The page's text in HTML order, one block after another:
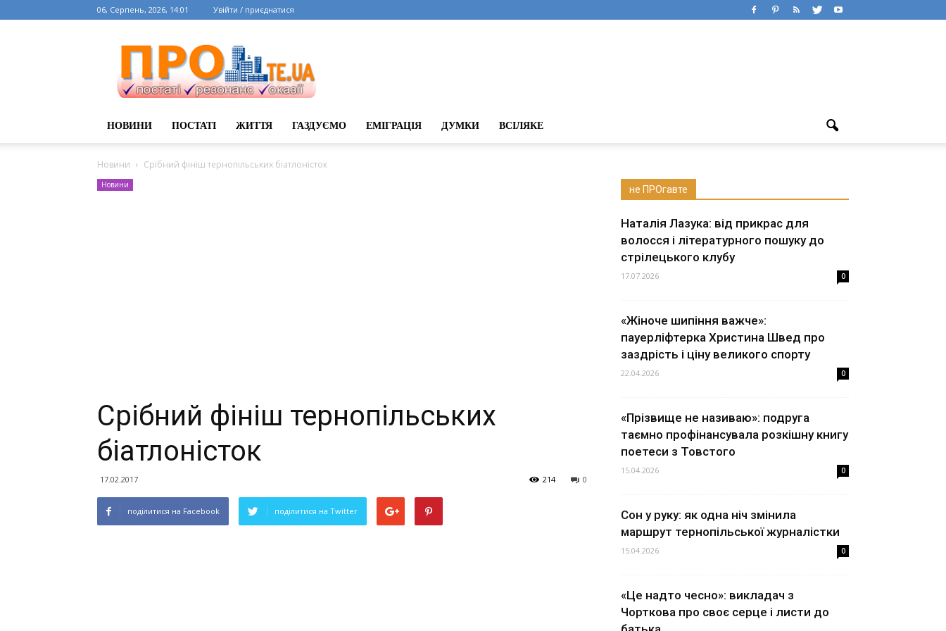
06, Серпень, 2026, 14:01 Увійти / приєднатися
НОВИНИ ПОСТАТІ ЖИТТЯ ГАЗДУЄМО ЕМІГРАЦІЯ ДУМКИ ВСІЛЯКЕ
Новини Срібний фініш тернопільських біатлоністок
Новини
Срібний фініш тернопільських
біатлоністок
17.02.2017 0
214
поділитися на Facebook поділитися на Twitter
не ПРОгавте
Наталія Лазука: від прикрас для
волосся і літературного пошуку до
стрілецького клубу
17.07.2026 0
«Жіноче шипіння важче»:
пауерліфтерка Христина Швед про
заздрість і ціну великого спорту
22.04.2026 0
«Прізвище не називаю»: подруга
таємно профінансувала розкішну книгу
поетеси з Товстого
15.04.2026 0
Сон у руку: як одна ніч змінила
маршрут тернопільської журналістки
15.04.2026 0
«Це надто чесно»: викладач з
Чорткова про своє серце і листи до